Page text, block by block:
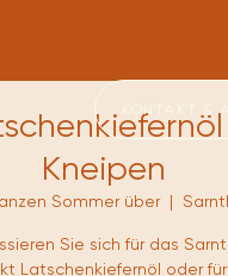
Kneipen
Sommer über
  |
Sie sich für das
Latschenkiefernöl oder